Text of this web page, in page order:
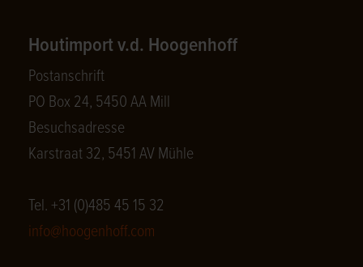
Houtimport v.d. Hoogenhoff
Postanschrift
PO Box 24, 5450 AA Mill
Besuchsadresse
Karstraat 32, 5451 AV Mühle
Tel. +31 (0)485 45 15 32
info@hoogenhoff.com